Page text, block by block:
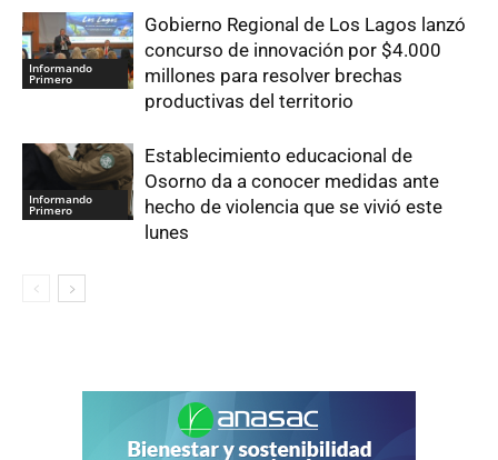
Informando
Primero
Gobierno Regional de Los Lagos lanzó
concurso de innovación por $4.000
millones para resolver brechas
productivas del territorio
Informando
Primero
Establecimiento educacional de
Osorno da a conocer medidas ante
hecho de violencia que se vivió este
lunes